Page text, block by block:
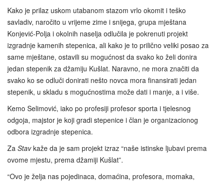
Kako je prilaz uskom utabanom stazom vrlo okomit i teško
savladiv, naročito u vrijeme zime i snijega, grupa mještana
Konjević-Polja i okolnih naselja odlučila je pokrenuti projekt
izgradnje kamenih stepenica, ali kako je to prilično veliki posao za
same mještane, ostavili su mogućnost da svako ko želi donira
jedan stepenik za džamiju Kušlat. Naravno, ne mora značiti da
svako ko se odluči donirati nešto novca mora finansirati jedan
stepenik, u skladu s mogućnostima može dati i manje, a i više.
Kemo Selimović, iako po profesiji profesor sporta i tjelesnog
odgoja, majstor je koji gradi stepenice i član je organizacionog
odbora izgradnje stepenica.
Za Stavkaže da je sam projekt izraz “naše istinske ljubavi prema
ovome mjestu, prema džamiji Kušlat”.
“Ovo je želja nas pojedinaca, domaćina, profesora, momaka,